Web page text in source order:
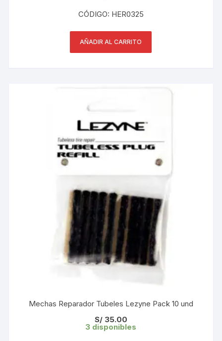
CÓDIGO: HER0325
AÑADIR AL CARRITO
Mechas Reparador Tubeles Lezyne Pack 10 und
S/35.00
3 disponibles